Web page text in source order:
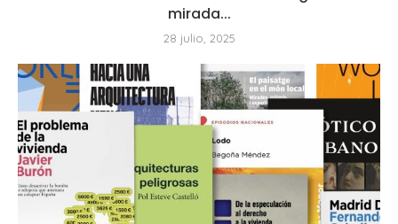
mirada...
28 julio, 2025